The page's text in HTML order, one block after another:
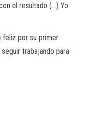
el resultado (…) Yo
feliz por su primer
trabajando para